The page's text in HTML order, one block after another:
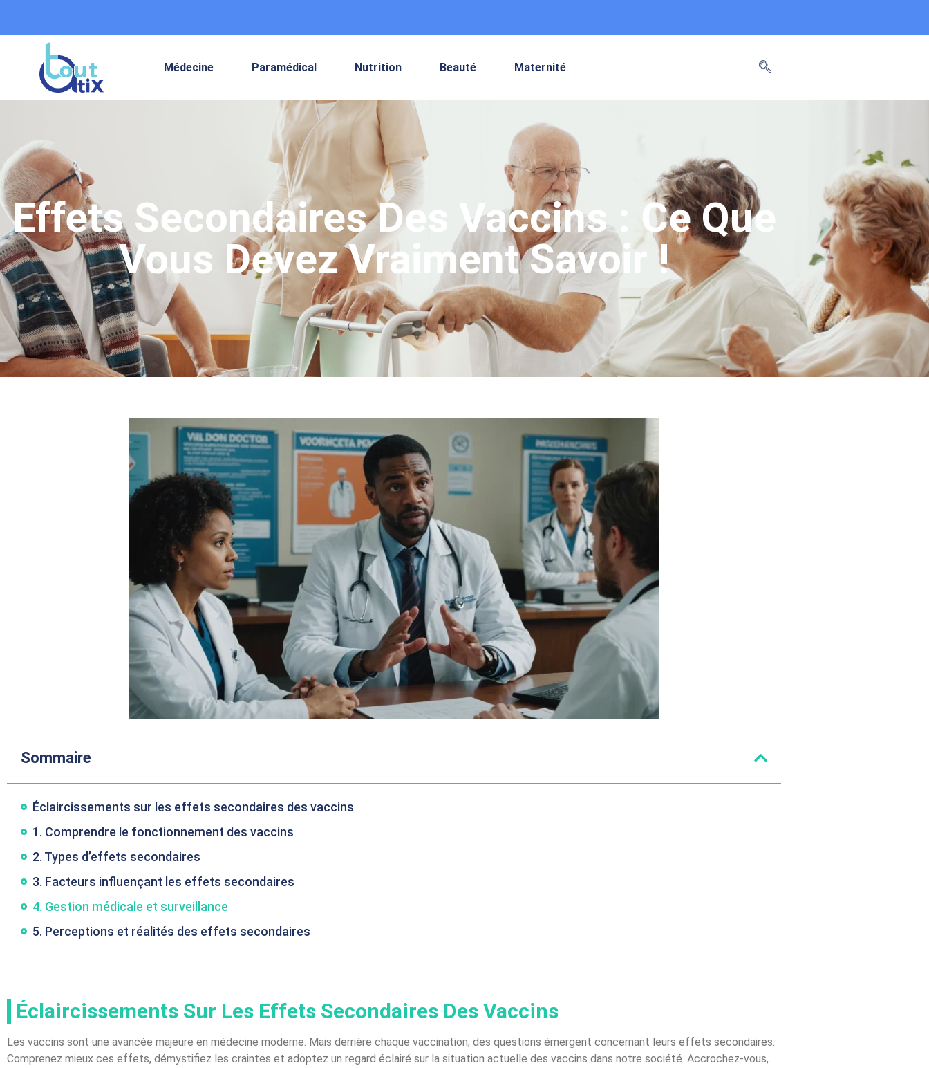
Médecine Paramédical Nutrition Beauté Maternité
Effets Secondaires Des Vaccins : Ce Que
Vous Devez Vraiment Savoir !
Sommaire
Éclaircissements sur les effets secondaires des vaccins
1. Comprendre le fonctionnement des vaccins
2. Types d’effets secondaires
3. Facteurs influençant les effets secondaires
4. Gestion médicale et surveillance
5. Perceptions et réalités des effets secondaires
Éclaircissements Sur Les Effets Secondaires Des Vaccins
Les vaccins sont une avancée majeure en médecine moderne. Mais derrière chaque vaccination, des questions émergent concernant leurs effets secondaires.
Comprenez mieux ces effets, démystifiez les craintes et adoptez un regard éclairé sur la situation actuelle des vaccins dans notre société. Accrochez-vous,